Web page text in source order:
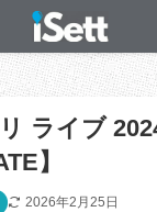
ライブ
】
2026年2月25日